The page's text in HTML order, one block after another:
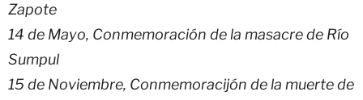
Zapote
14 de Mayo, Conmemoración de la masacre de Río
Sumpul
15 de Noviembre, Conmemoracijón de la muerte de